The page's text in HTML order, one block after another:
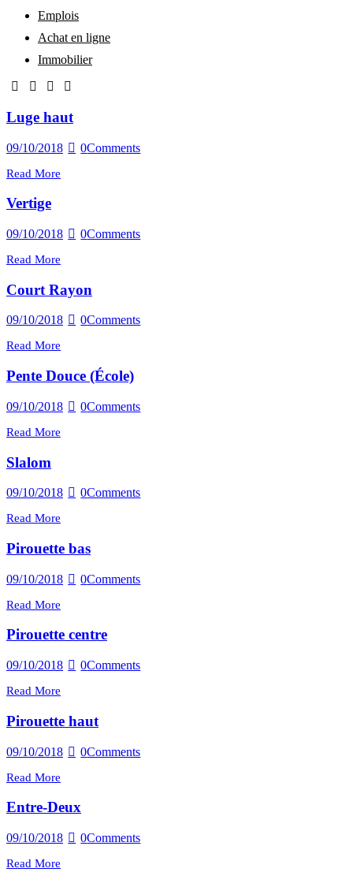
Emplois
Achat en ligne
Immobilier
facebook-
twitter-dribble-instagram
Luge haut
09/10/2018 0Comments
Read More
Vertige
09/10/2018 0Comments
Read More
Court Rayon
09/10/2018 0Comments
Read More
Pente Douce (École)
09/10/2018 0Comments
Read More
Slalom
09/10/2018 0Comments
Read More
Pirouette bas
09/10/2018 0Comments
Read More
Pirouette centre
09/10/2018 0Comments
Read More
Pirouette haut
09/10/2018 0Comments
Read More
Entre-Deux
09/10/2018 0Comments
Read More